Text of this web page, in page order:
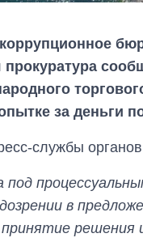
прокуратура
за деньги
службы
под
в
принятие